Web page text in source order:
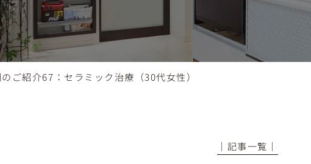
ご紹介67：セラミック治療（30代女性）
│記事一覧│